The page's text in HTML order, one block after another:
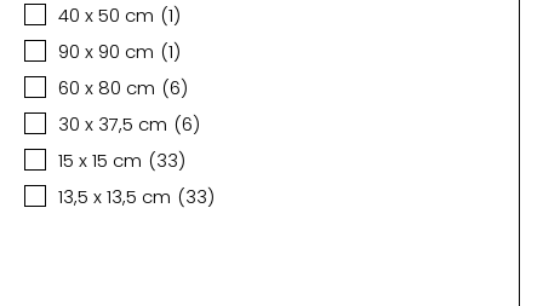
40 x 50 cm (1)
90 x 90 cm (1)
60 x 80 cm (6)
30 x 37,5 cm (6)
15 x 15 cm (33)
13,5 x 13,5 cm (33)